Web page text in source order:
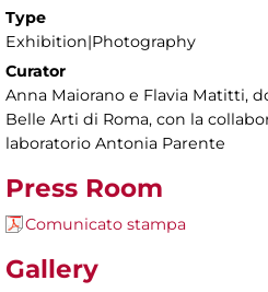
Type
Exhibition|Photography
Curator
Anna Maiorano e Flavia Matitti,
Belle Arti di Roma, con la
laboratorio Antonia Parente
Press Room
Comunicato stampa
Gallery